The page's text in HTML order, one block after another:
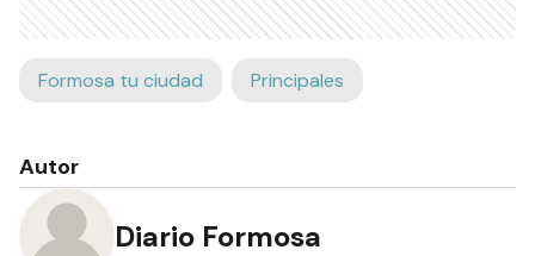
Formosa tu ciudad Principales
Autor
Diario Formosa